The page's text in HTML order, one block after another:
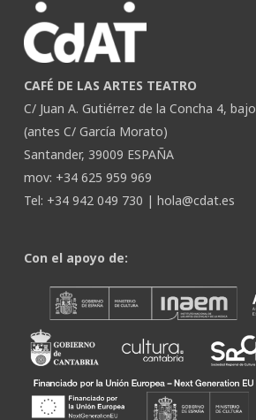
CAFÉ DE LAS ARTES TEATRO
C/ Juan A. Gutiérrez de la Concha 4, bajo
(antes C/ García Morato)
Santander, 39009 ESPAÑA
mov: +34 625 959 969
Tel: +34 942 049 730 | hola@cdat.es
Con el apoyo de: